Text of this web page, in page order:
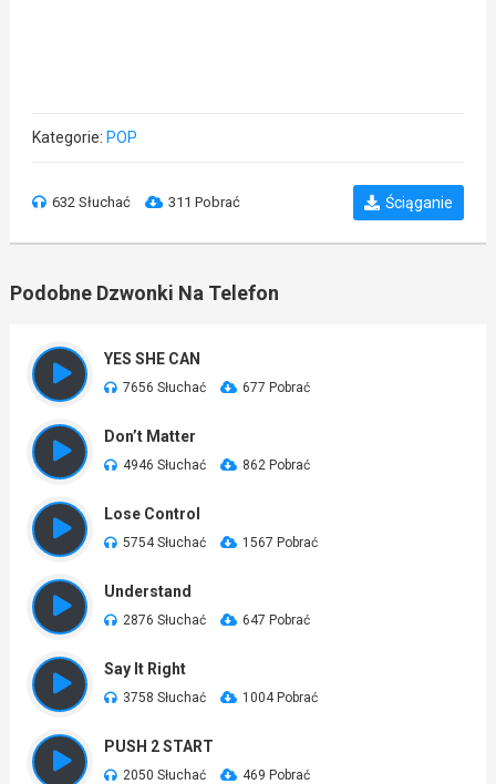
Kategorie: POP
632 Słuchać 311 Pobrać Ściąganie
Podobne Dzwonki Na Telefon
YES SHE CAN
7656 Słuchać 677 Pobrać
Don’t Matter
4946 Słuchać 862 Pobrać
Lose Control
5754 Słuchać 1567 Pobrać
Understand
2876 Słuchać 647 Pobrać
Say It Right
3758 Słuchać 1004 Pobrać
PUSH 2 START
2050 Słuchać 469 Pobrać